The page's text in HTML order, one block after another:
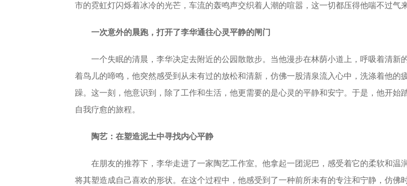
市的霓虹灯闪烁着冰冷的光芒，车流的轰鸣声交织着人潮的喧嚣，这一切都压得他喘不过气来
一次意外的晨跑，打开了李华通往心灵平静的闸门
一个失眠的清晨，李华决定去附近的公园散散步。当他漫步在林荫小道上，呼吸着清新
着鸟儿的啼鸣，他突然感受到从未有过的放松和清新，仿佛一股清泉流入心中， 洗涤着他的
躁。这一刻，他意识到，除了工作和生活，他更需要的是心灵的平静和安宁。于是，他开始
自我疗愈的旅程。
陶艺：在塑造泥土中寻找内心平静
在朋友的推荐下，李华走进了一家陶艺工作室。他拿起一团泥巴，感受着它的柔软和温
将其塑造成自己喜欢的形状。在这个过程中，他感受到了一种前所未有的专注和宁静，仿佛